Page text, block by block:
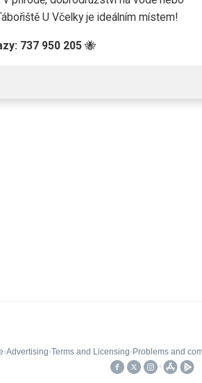
U Včelky je ideálním místem!
737 950 205 🐝